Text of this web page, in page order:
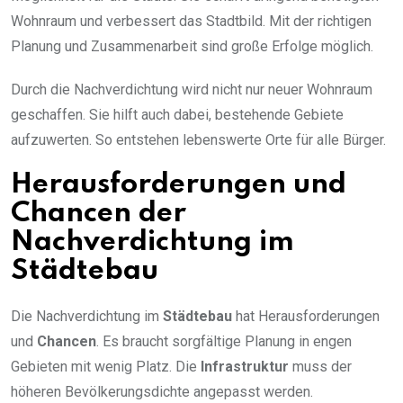
Wohnraum und verbessert das Stadtbild. Mit der richtigen
Planung und Zusammenarbeit sind große Erfolge möglich.
Durch die Nachverdichtung wird nicht nur neuer Wohnraum
geschaffen. Sie hilft auch dabei, bestehende Gebiete
aufzuwerten. So entstehen lebenswerte Orte für alle Bürger.
Herausforderungen und
Chancen der
Nachverdichtung im
Städtebau
Die Nachverdichtung im Städtebau hat Herausforderungen
und Chancen. Es braucht sorgfältige Planung in engen
Gebieten mit wenig Platz. Die Infrastruktur muss der
höheren Bevölkerungsdichte angepasst werden.